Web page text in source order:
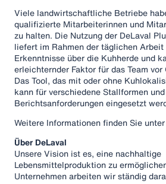
Viele landwirtschaftliche Betriebe
qualifizierte Mitarbeiterinnen und
zu halten. Die Nutzung der DeLaval
liefert im Rahmen der täglichen
Erkenntnisse über die Kuhherde und
erleichternder Faktor für das Team vor
Das Tool, das mit oder ohne
kann für verschiedene Stallformen und
Berichtsanforderungen eingesetzt
Weitere Informationen finden Sie unter
Über DeLaval
Unsere Vision ist es, eine nachhaltige
Lebensmittelproduktion zu
Unternehmen arbeiten wir ständig